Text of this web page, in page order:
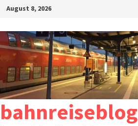
Zum
springen
August 8, 2026
bahnreiseblog